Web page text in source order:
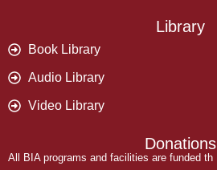
Library
Book Library
Audio Library
Video Library
Donations
All BIA programs and facilities are funded th